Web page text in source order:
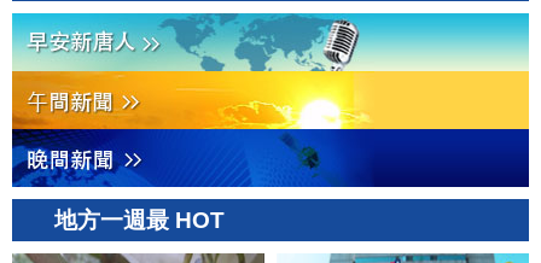
地方一週最 HOT